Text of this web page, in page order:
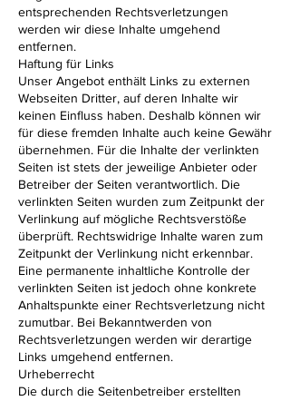
entsprechenden Rechtsverletzungen
werden wir diese Inhalte umgehend
entfernen.
Haftung für Links
Unser Angebot enthält Links zu externen
Webseiten Dritter, auf deren Inhalte wir
keinen Einfluss haben. Deshalb können wir
für diese fremden Inhalte auch keine Gewähr
übernehmen. Für die Inhalte der verlinkten
Seiten ist stets der jeweilige Anbieter oder
Betreiber der Seiten verantwortlich. Die
verlinkten Seiten wurden zum Zeitpunkt der
Verlinkung auf mögliche Rechtsverstöße
überprüft. Rechtswidrige Inhalte waren zum
Zeitpunkt der Verlinkung nicht erkennbar.
Eine permanente inhaltliche Kontrolle der
verlinkten Seiten ist jedoch ohne konkrete
Anhaltspunkte einer Rechtsverletzung nicht
zumutbar. Bei Bekanntwerden von
Rechtsverletzungen werden wir derartige
Links umgehend entfernen.
Urheberrecht
Die durch die Seitenbetreiber erstellten